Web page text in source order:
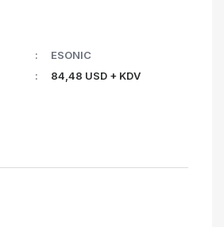
ESONIC
84,48 USD + KDV